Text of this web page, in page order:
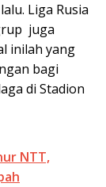
Liga Rusia
juga
inilah yang
bagi
di Stadion
NTT,